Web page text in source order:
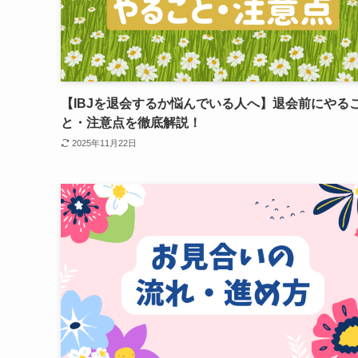
【IBJを退会するか悩んでいる人へ】退会前にやる
と・注意点を徹底解説！
2025年11月22日